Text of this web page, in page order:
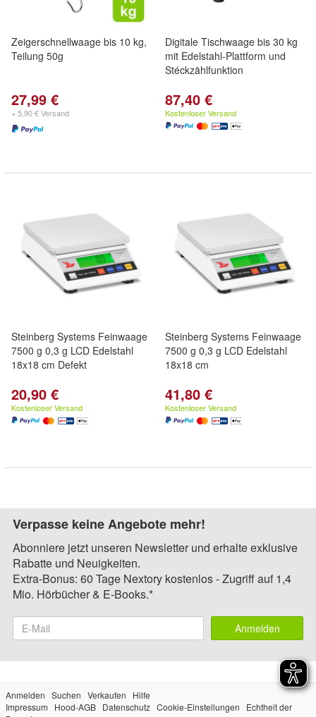
Zeigerschnellwaage bis 10 kg,
Teilung 50g
27,99 €
+ 5,90 € Versand
Digitale Tischwaage bis 30 kg
mit Edelstahl-Plattform und
Stéckzählfunktion
87,40 €
Kostenloser Versand
Steinberg Systems Feinwaage
7500 g 0,3 g LCD Edelstahl
18x18 cm Defekt
20,90 €
Kostenloser Versand
Steinberg Systems Feinwaage
7500 g 0,3 g LCD Edelstahl
18x18 cm
41,80 €
Kostenloser Versand
Verpasse keine Angebote mehr!
Abonniere jetzt unseren Newsletter und erhalte exklusive
Rabatte und Neuigkeiten.
Extra-Bonus: 60 Tage Nextory kostenlos - Zugriff auf 1,4
Mio. Hörbücher & E-Books.*
Anmelden
Anmelden Suchen Verkaufen
Hilfe
Impressum
Hood-AGB Datenschutz Cookie-Einstellungen
Echtheit der